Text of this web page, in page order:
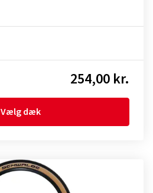
254,00 kr.
Vælg dæk